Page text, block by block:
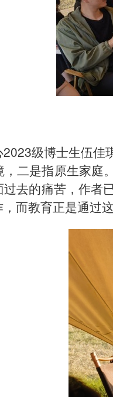
2023级博士生伍佳
二是指原生家庭
去的痛苦，作者
而教育正是通过